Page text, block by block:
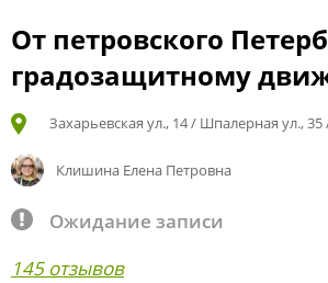
От петровского
градозащитному
Захарьевская ул., 14 / Шпалерная ул.,
Клишина Елена Петровна
Ожидание записи
145 отзывов